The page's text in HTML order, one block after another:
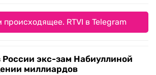
происходящее. RTVI в Telegram
экс-зам Набиуллиной
миллиардов